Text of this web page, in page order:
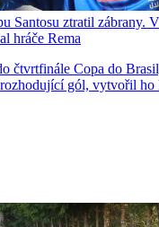
Santosu ztratil zábrany.
hráče Rema
čtvrtfinále Copa do
gól, vytvořil ho